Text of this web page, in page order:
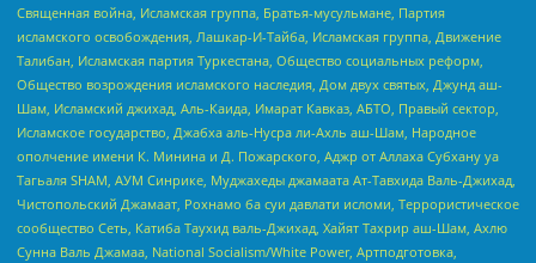
Священная война, Исламская группа, Братья-мусульмане, Партия
исламского освобождения, Лашкар-И-Тайба, Исламская группа, Движение
Талибан, Исламская партия Туркестана, Общество социальных реформ,
Общество возрождения исламского наследия, Дом двух святых, Джунд аш-
Шам, Исламский джихад, Аль-Каида, Имарат Кавказ, АБТО, Правый сектор,
Исламское государство, Джабха аль-Нусра ли-Ахль аш-Шам, Народное
ополчение имени К. Минина и Д. Пожарского, Аджр от Аллаха Субхану уа
Тагьаля SHAM, АУМ Синрике, Муджахеды джамаата Ат-Тавхида Валь-Джихад,
Чистопольский Джамаат, Рохнамо ба суи давлати исломи, Террористическое
сообщество Сеть, Катиба Таухид валь-Джихад, Хайят Тахрир аш-Шам, Ахлю
Сунна Валь Джамаа, National Socialism/White Power, Артподготовка,